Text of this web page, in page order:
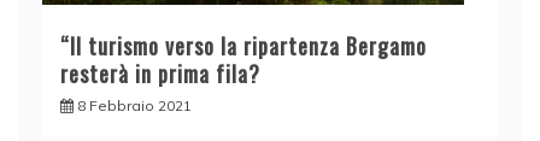
“Il turismo verso la ripartenza Bergamo
resterà in prima fila?
8 Febbraio 2021